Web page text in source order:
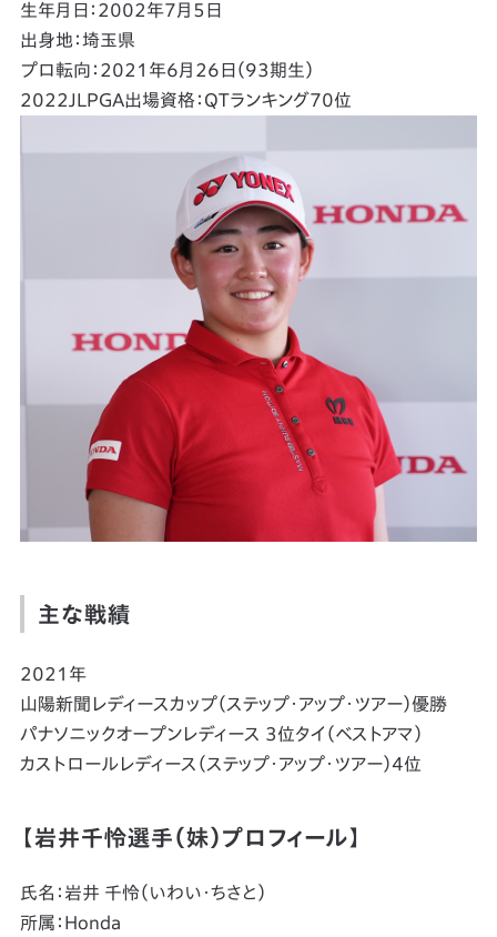
生年月日：2002年7月5日
出身地：埼玉県
プロ転向：2021年6月26日（93期生）
2022JLPGA出場資格：QTランキング70位
主な戦績
2021年
山陽新聞レディースカップ（ステップ・アップ・ツアー）優勝
パナソニックオープンレディース 3位タイ（ベストアマ）
カストロールレディース（ステップ・アップ・ツアー）4位
【岩井千怜選手（妹）プロフィール】
氏名：岩井 千怜（いわい・ちさと）
所属：Honda